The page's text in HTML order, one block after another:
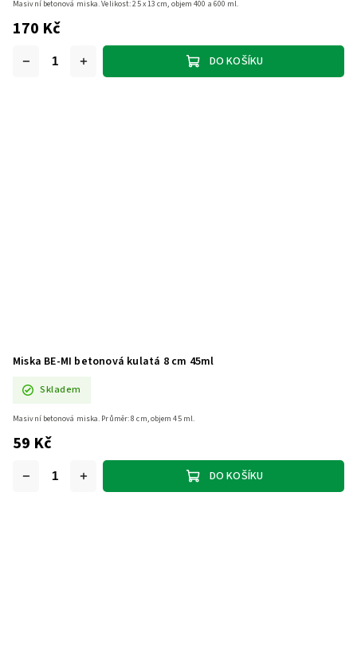
170 Kč
DO KOŠÍKU
Masivní betonová miska. Velikost: 25 x 13 cm, objem 400 a 600 ml.
Miska BE-MI betonová kulatá 8 cm 45ml
Skladem
59 Kč
DO KOŠÍKU
Masivní betonová miska. Průměr: 8 cm, objem 45 ml.